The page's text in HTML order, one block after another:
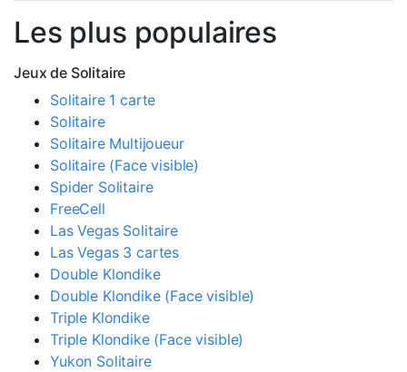
Les plus populaires
Jeux de Solitaire
Solitaire 1 carte
Solitaire
Solitaire Multijoueur
Solitaire (Face visible)
Spider Solitaire
FreeCell
Las Vegas Solitaire
Las Vegas 3 cartes
Double Klondike
Double Klondike (Face visible)
Triple Klondike
Triple Klondike (Face visible)
Yukon Solitaire